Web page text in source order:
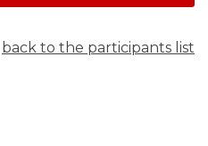
back to the participants list